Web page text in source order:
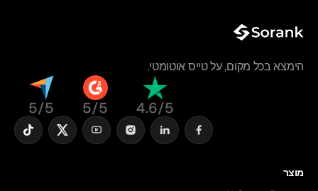
הימצא בכל מקום, על טייס אוטומטי.
4.6/5
5/5
5/5
מוצר